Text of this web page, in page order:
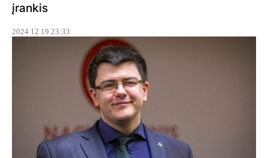
įrankis
2024 12 19 23:33